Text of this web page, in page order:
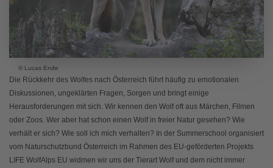
© Lucas Ende
Die Rückkehr des Wolfes nach Österreich führt häufig zu emotionalen
Diskussionen, ungeklärten Fragen, Sorgen und bringt einige
Herausforderungen mit sich. Wir kennen den Wolf oft aus Märchen, Filmen
oder Zoos. Wer aber hat schon einen Wolf in freier Natur gesehen? Wie
verhält er sich? Wie soll ich mich verhalten? In der Summerschool organisiert
vom Naturschutzbund Österreich im Rahmen des EU-geförderten Projekts
LIFE WolfAlps EU widmen wir uns der Tierart Wolf und dem nicht immer